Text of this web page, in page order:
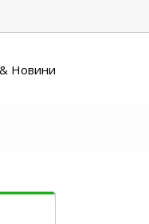
& Новини